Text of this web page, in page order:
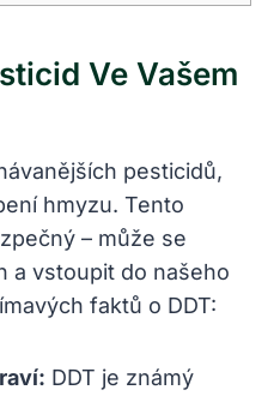
Ve Vašem
pesticidů,
hmyzu. Tento
– může se
a vstoupit do našeho
faktů o DDT:
DDT je známý